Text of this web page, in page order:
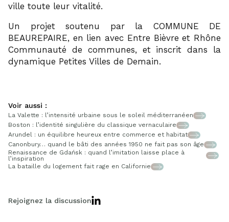
ville toute leur vitalité.
Un projet soutenu par la COMMUNE DE
BEAUREPAIRE, en lien avec Entre Bièvre et Rhône
Communauté de communes, et inscrit dans la
dynamique Petites Villes de Demain.
Voir aussi :
La Valette : l’intensité urbaine sous le soleil méditerranéen
Boston : l’identité singulière du classique vernaculaire
Arundel : un équilibre heureux entre commerce et habitat
Canonbury… quand le bâti des années 1950 ne fait pas son âge
Renaissance de Gdańsk : quand l’imitation laisse place à
l’inspiration
La bataille du logement fait rage en Californie
Rejoignez la discussion